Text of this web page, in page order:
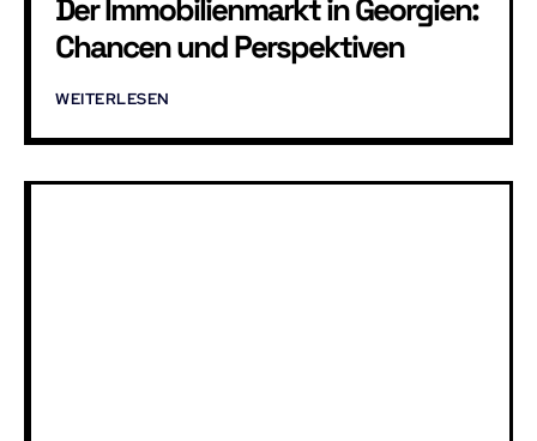
Der Immobilienmarkt in Georgien:
Chancen und Perspektiven
WEITERLESEN